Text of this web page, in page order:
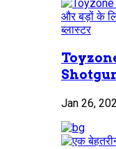
Jan 26,